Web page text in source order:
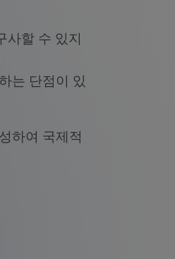
사할 수 있지
는 단점이 있
하여 국제적